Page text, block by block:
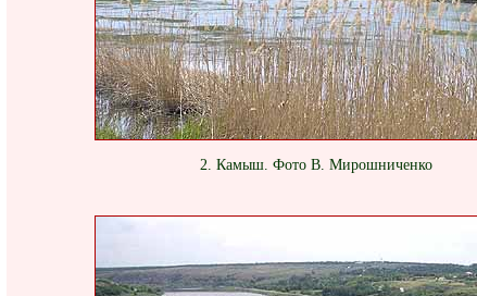
2. Камыш. Фото В. Мирошниченко